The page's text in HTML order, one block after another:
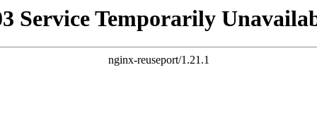
Service Temporarily
nginx-reuseport/1.21.1